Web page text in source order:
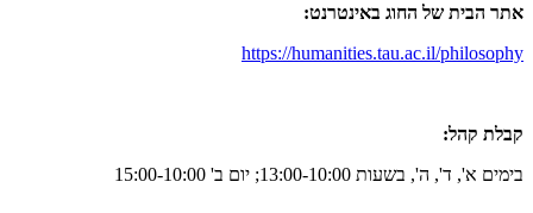
אתר הבית של החוג באינטרנט:
https://humanities.tau.ac.il/philosophy
קבלת קהל:
בימים א', ד', ה', בשעות 13:00-10:00; יום ב' 15:00-10:00